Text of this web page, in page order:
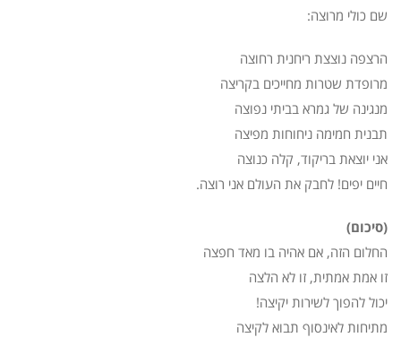
שם כולי מרוצה:
הרצפה נוצצת ריחנית רחוצה
מרופדת שטרות מחייכים בקריצה
מנגינה של גמרא בביתי נפוצה
תבנית חמימה ניחוחות מפיצה
אני יוצאת בריקוד, קלה כנוצה
חיים יפים! לחבק את העולם אני רוצה.
(סיכום)
החלום הזה, אם אהיה בו מאד חפצה
זו אמת אמתית, זו לא הלצה
יכול להפוך לשירות יקיצה!
מתיחות לאינסוף תבוא לקיצה